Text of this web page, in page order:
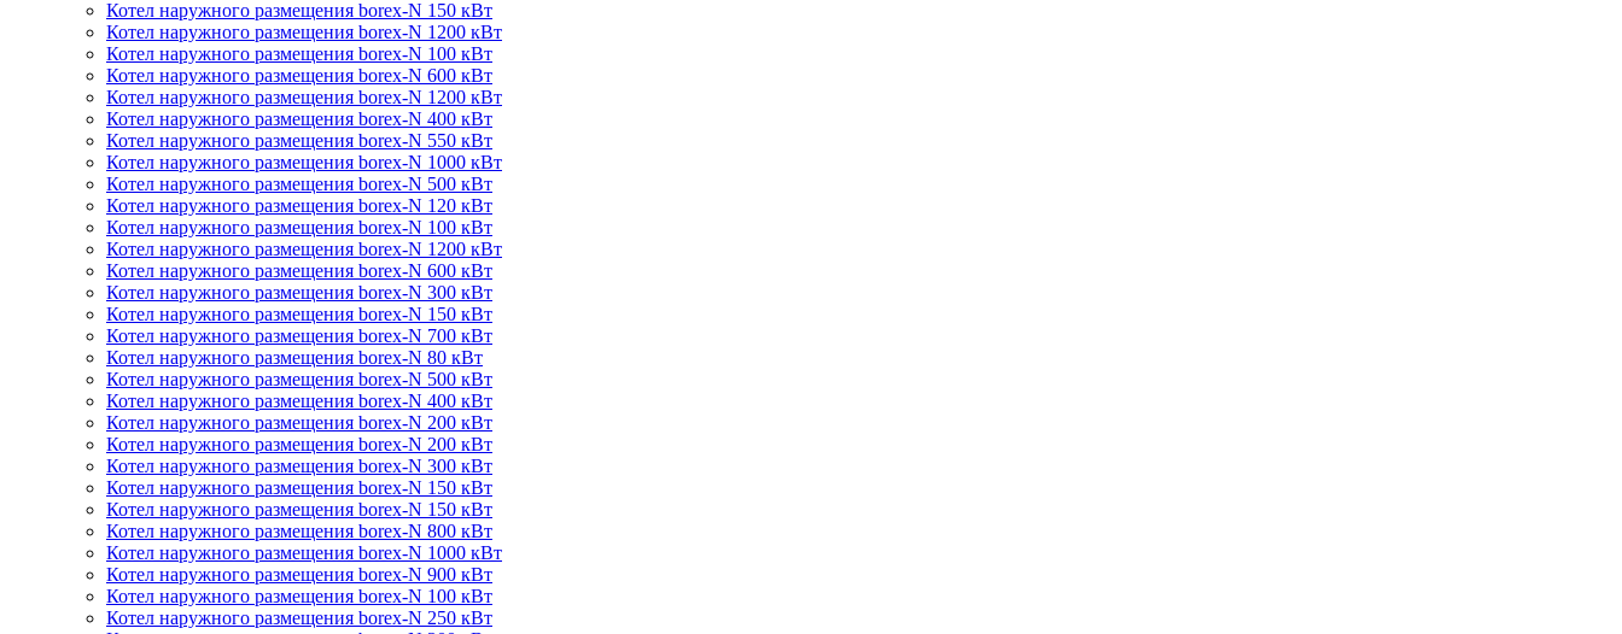
Котел наружного размещения borex-N 150 кВт
Котел наружного размещения borex-N 1200 кВт
Котел наружного размещения borex-N 100 кВт
Котел наружного размещения borex-N 600 кВт
Котел наружного размещения borex-N 1200 кВт
Котел наружного размещения borex-N 400 кВт
Котел наружного размещения borex-N 550 кВт
Котел наружного размещения borex-N 1000 кВт
Котел наружного размещения borex-N 500 кВт
Котел наружного размещения borex-N 120 кВт
Котел наружного размещения borex-N 100 кВт
Котел наружного размещения borex-N 1200 кВт
Котел наружного размещения borex-N 600 кВт
Котел наружного размещения borex-N 300 кВт
Котел наружного размещения borex-N 150 кВт
Котел наружного размещения borex-N 700 кВт
Котел наружного размещения borex-N 80 кВт
Котел наружного размещения borex-N 500 кВт
Котел наружного размещения borex-N 400 кВт
Котел наружного размещения borex-N 200 кВт
Котел наружного размещения borex-N 200 кВт
Котел наружного размещения borex-N 300 кВт
Котел наружного размещения borex-N 150 кВт
Котел наружного размещения borex-N 150 кВт
Котел наружного размещения borex-N 800 кВт
Котел наружного размещения borex-N 1000 кВт
Котел наружного размещения borex-N 900 кВт
Котел наружного размещения borex-N 100 кВт
Котел наружного размещения borex-N 250 кВт